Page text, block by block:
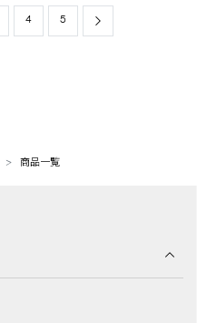
4 5
商品一覧